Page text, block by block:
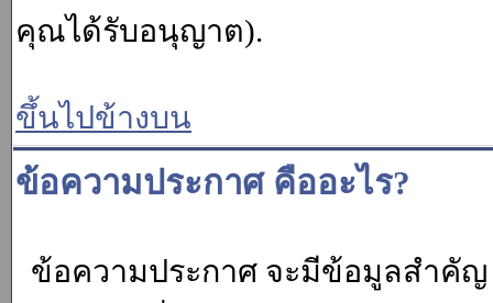
คุณได้รับอนุญาต).
ขึ้นไปข้างบน
ข้อความประกาศ คืออะไร?
ข้อความประกาศ จะมีข้อมูลสำคั